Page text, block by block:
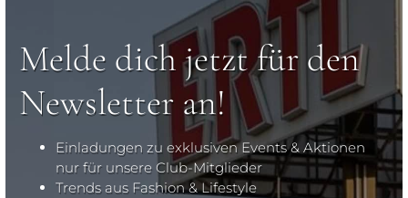
Melde dich jetzt für den
Newsletter an!
Einladungen zu exklusiven Events & Aktionen
nur für unsere Club-Mitglieder
Trends aus Fashion & Lifestyle